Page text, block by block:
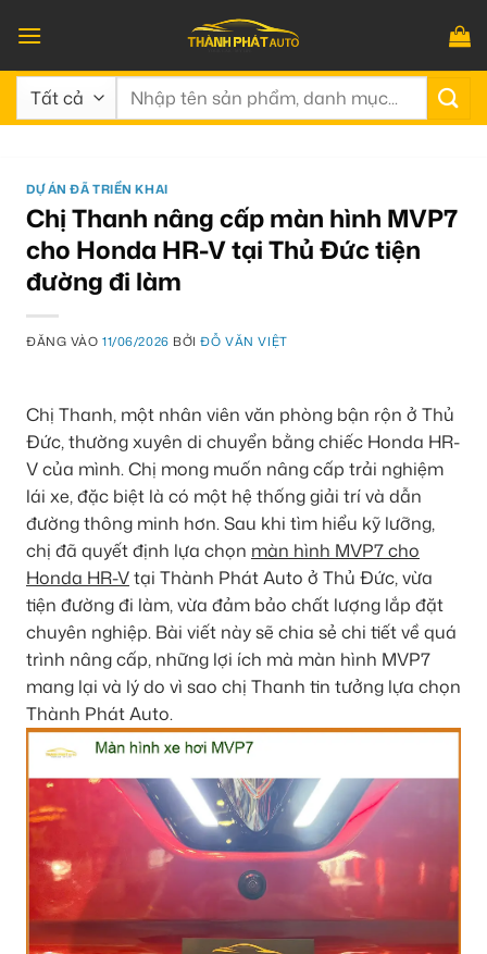
qua
nội
dung
Tìm
DỰ ÁN ĐÃ TRIỂN KHAI
Chị Thanh nâng cấp màn hình MVP7
cho Honda HR-V tại Thủ Đức tiện
đường đi làm
ĐĂNG VÀO11/06/2026 BỞIĐỖ VĂN VIỆT
Chị Thanh, một nhân viên văn phòng bận rộn ở Thủ
Đức, thường xuyên di chuyển bằng chiếc Honda HR-
V của mình. Chị mong muốn nâng cấp trải nghiệm
lái xe, đặc biệt là có một hệ thống giải trí và dẫn
đường thông minh hơn. Sau khi tìm hiểu kỹ lưỡng,
chị đã quyết định lựa chọn màn hình MVP7 cho
Honda HR-Vtại Thành Phát Auto ở Thủ Đức, vừa
tiện đường đi làm, vừa đảm bảo chất lượng lắp đặt
chuyên nghiệp. Bài viết này sẽ chia sẻ chi tiết về quá
trình nâng cấp, những lợi ích mà màn hình MVP7
mang lại và lý do vì sao chị Thanh tin tưởng lựa chọn
Thành Phát Auto.